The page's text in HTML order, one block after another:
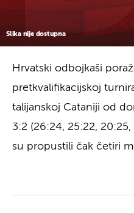
Slika nije dostupna
Hrvatski odbojkaši
pretkvalifikacijskoj
talijanskoj Cataniji od
3:2 (26:24, 25:22,
su propustili čak četiri